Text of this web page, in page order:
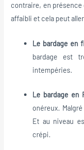
contraire, en présence
affaibli et cela peut
Le bardage en
bardage est
intempéries.
Le bardage en
onéreux.
Et au niveau
crépi.